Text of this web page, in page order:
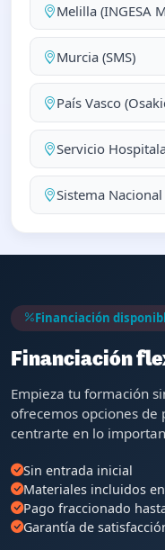
Melilla (INGESA
Murcia (SMS)
País Vasco
Servicio
Sistema Nacional
Financiación
Financiación
Empieza tu formación
ofrecemos opciones de
centrarte en lo
Sin entrada inicial
Materiales incluidos
Pago fraccionado
Garantía de